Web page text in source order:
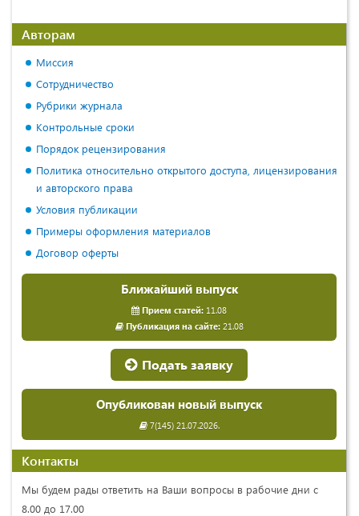
Авторам
Миссия
Сотрудничество
Рубрики журнала
Контрольные сроки
Порядок рецензирования
Политика относительно открытого доступа, лицензирования
и авторского права
Условия публикации
Примеры оформления материалов
Договор оферты
Ближайший выпуск
Прием статей: 11.08
Публикация на сайте:21.08
Подать заявку
Опубликован новый выпуск
7(145) 21.07.2026.
Контакты
Мы будем рады ответить на Ваши вопросы в рабочие дни с
8.00 до 17.00